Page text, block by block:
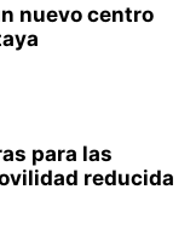
nuevo centro
para las
reducida